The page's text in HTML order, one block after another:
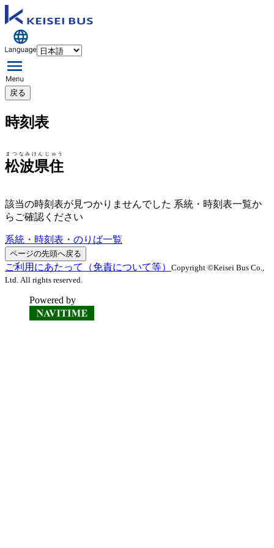
戻る
時刻表
松波県住
まつなみけんじゅう
該当の時刻表が見つかりませんでした 系統・時刻表一覧か
らご確認ください
系統・時刻表・のりば一覧
ページの先頭へ戻る
ご利用にあたって（免責について等） Copyright ©Keisei Bus Co.,
Ltd. All rights reserved.
Powered by